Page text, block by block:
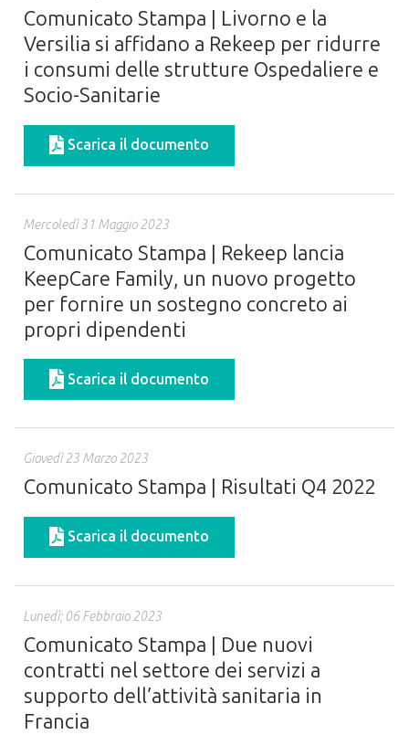
Comunicato Stampa | Livorno e la
Versilia si affidano a Rekeep per ridurre
i consumi delle strutture Ospedaliere e
Socio-Sanitarie
Scarica il documento
Mercoledì 31 Maggio 2023
Comunicato Stampa | Rekeep lancia
KeepCare Family, un nuovo progetto
per fornire un sostegno concreto ai
propri dipendenti
Scarica il documento
Giovedì 23 Marzo 2023
Comunicato Stampa | Risultati Q4 2022
Scarica il documento
Lunedì; 06 Febbraio 2023
Comunicato Stampa | Due nuovi
contratti nel settore dei servizi a
supporto dell’attività sanitaria in
Francia